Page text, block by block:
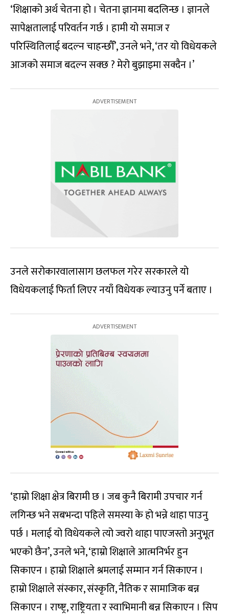
‘शिक्षाको अर्थ चेतना हो । चेतना ज्ञानमा बदलिन्छ । ज्ञानले
सापेक्षतालाई परिवर्तन गर्छ । हामी यो समाज र
परिस्थितिलाई बदल्न चाहन्छौँ’, उनले भने, ‘तर यो विधेयकले
आजको समाज बदल्न सक्छ ? मेरो बुझाइमा सक्दैन ।’
उनले सरोकारवालासाग छलफल गरेर सरकारले यो
विधेयकलाई फिर्ता लिएर नयाँ विधेयक ल्याउनु पर्ने बताए ।
‘हाम्रो शिक्षा क्षेत्र बिरामी छ । जब कुनै बिरामी उपचार गर्न
लगिन्छ भने सबभन्दा पहिले समस्या के हो भन्ने थाहा पाउनु
पर्छ । मलाई यो विधेयकले त्यो ज्वरो थाहा पाएजस्तो अनुभूत
भएको छैन’, उनले भने, ‘हाम्रो शिक्षाले आत्मनिर्भर हुन
सिकाएन । हाम्रो शिक्षाले श्रमलाई सम्मान गर्न सिकाएन ।
हाम्रो शिक्षाले संस्कार, संस्कृति, नैतिक र सामाजिक बन्न
सिकाएन । राष्ष्ट्र, राष्ट्रियता र स्वाभिमानी बन्न सिकाएन । सिप